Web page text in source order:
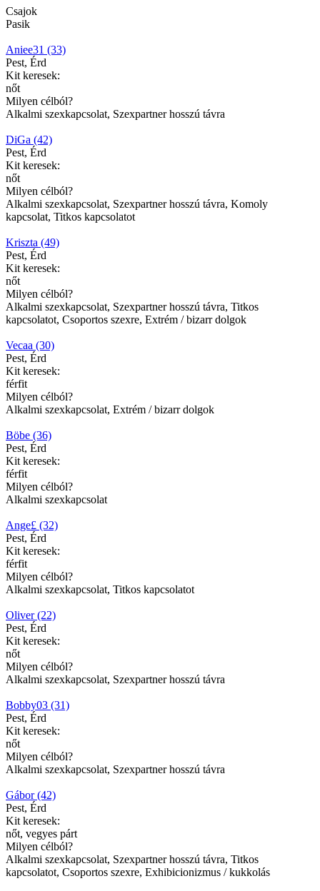
Csajok
Pasik
Aniee31 (33)
Pest, Érd
Kit keresek:
nőt
Milyen célból?
Alkalmi szexkapcsolat, Szexpartner hosszú távra
DiGa (42)
Pest, Érd
Kit keresek:
nőt
Milyen célból?
Alkalmi szexkapcsolat, Szexpartner hosszú távra, Komoly
kapcsolat, Titkos kapcsolatot
Kriszta (49)
Pest, Érd
Kit keresek:
nőt
Milyen célból?
Alkalmi szexkapcsolat, Szexpartner hosszú távra, Titkos
kapcsolatot, Csoportos szexre, Extrém / bizarr dolgok
Vecaa (30)
Pest, Érd
Kit keresek:
férfit
Milyen célból?
Alkalmi szexkapcsolat, Extrém / bizarr dolgok
Böbe (36)
Pest, Érd
Kit keresek:
férfit
Milyen célból?
Alkalmi szexkapcsolat
Ange£ (32)
Pest, Érd
Kit keresek:
férfit
Milyen célból?
Alkalmi szexkapcsolat, Titkos kapcsolatot
Oliver (22)
Pest, Érd
Kit keresek:
nőt
Milyen célból?
Alkalmi szexkapcsolat, Szexpartner hosszú távra
Bobby03 (31)
Pest, Érd
Kit keresek:
nőt
Milyen célból?
Alkalmi szexkapcsolat, Szexpartner hosszú távra
Gábor (42)
Pest, Érd
Kit keresek:
nőt, vegyes párt
Milyen célból?
Alkalmi szexkapcsolat, Szexpartner hosszú távra, Titkos
kapcsolatot, Csoportos szexre, Exhibicionizmus / kukkolás